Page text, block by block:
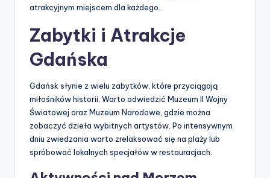
atrakcyjnym miejscem dla każdego.
Zabytki i Atrakcje
Gdańska
Gdańsk słynie z wielu zabytków, które przyciągają
miłośników historii. Warto odwiedzić Muzeum II Wojny
Światowej oraz Muzeum Narodowe, gdzie można
zobaczyć dzieła wybitnych artystów. Po intensywnym
dniu zwiedzania warto zrelaksować się na plaży lub
spróbować lokalnych specjałów w restauracjach.